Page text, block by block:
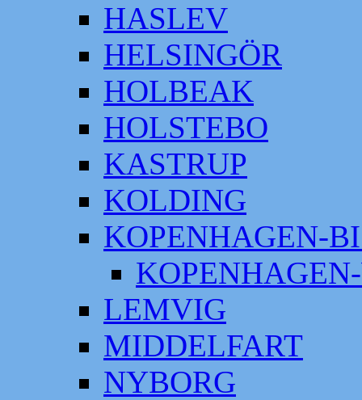
HASLEV
HELSINGÖR
HOLBEAK
HOLSTEBO
KASTRUP
KOLDING
KOPENHAGEN-
LEMVIG
MIDDELFART
NYBORG